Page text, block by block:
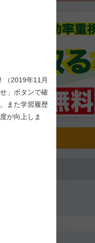
（2019年11月
」ボタンで確
また学習履歴
が向上しま